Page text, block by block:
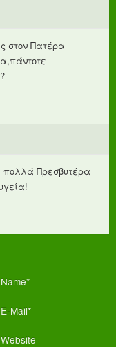
στον Πατέρα
Πρεσβυτέρα
Name*
E-Mail*
Website